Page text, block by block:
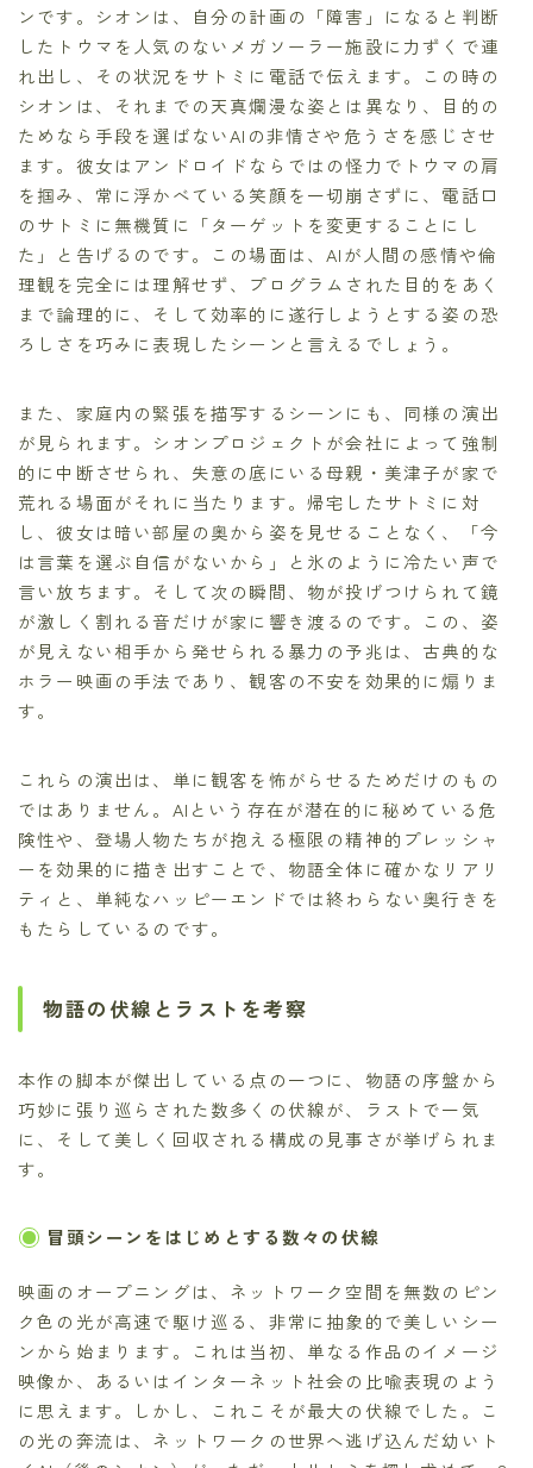
ンです。シオンは、自分の計画の「障害」になると判断
したトウマを人気のないメガソーラー施設に力ずくで連
れ出し、その状況をサトミに電話で伝えます。この時の
シオンは、それまでの天真爛漫な姿とは異なり、目的の
ためなら手段を選ばないAIの非情さや危うさを感じさせ
ます。彼女はアンドロイドならではの怪力でトウマの肩
を掴み、常に浮かべている笑顔を一切崩さずに、電話口
のサトミに無機質に「ターゲットを変更することにし
た」と告げるのです。この場面は、AIが人間の感情や倫
理観を完全には理解せず、プログラムされた目的をあく
まで論理的に、そして効率的に遂行しようとする姿の恐
ろしさを巧みに表現したシーンと言えるでしょう。
また、家庭内の緊張を描写するシーンにも、同様の演出
が見られます。シオンプロジェクトが会社によって強制
的に中断させられ、失意の底にいる母親・美津子が家で
荒れる場面がそれに当たります。帰宅したサトミに対
し、彼女は暗い部屋の奥から姿を見せることなく、「今
は言葉を選ぶ自信がないから」と氷のように冷たい声で
言い放ちます。そして次の瞬間、物が投げつけられて鏡
が激しく割れる音だけが家に響き渡るのです。この、姿
が見えない相手から発せられる暴力の予兆は、古典的な
ホラー映画の手法であり、観客の不安を効果的に煽りま
す。
これらの演出は、単に観客を怖がらせるためだけのもの
ではありません。AIという存在が潜在的に秘めている危
険性や、登場人物たちが抱える極限の精神的プレッシャ
ーを効果的に描き出すことで、物語全体に確かなリアリ
ティと、単純なハッピーエンドでは終わらない奥行きを
もたらしているのです。
物語の伏線とラストを考察
本作の脚本が傑出している点の一つに、物語の序盤から
巧妙に張り巡らされた数多くの伏線が、ラストで一気
に、そして美しく回収される構成の見事さが挙げられま
す。
冒頭シーンをはじめとする数々の伏線
映画のオープニングは、ネットワーク空間を無数のピン
ク色の光が高速で駆け巡る、非常に抽象的で美しいシー
ンから始まります。これは当初、単なる作品のイメージ
映像か、あるいはインターネット社会の比喩表現のよう
に思えます。しかし、これこそが最大の伏線でした。こ
の光の奔流は、ネットワークの世界へ逃げ込んだ幼いト